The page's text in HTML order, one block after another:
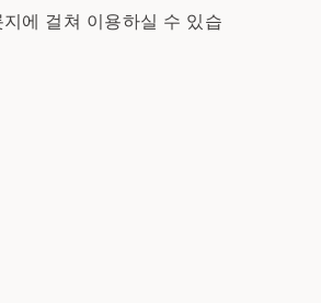
에 걸쳐 이용하실 수 있습